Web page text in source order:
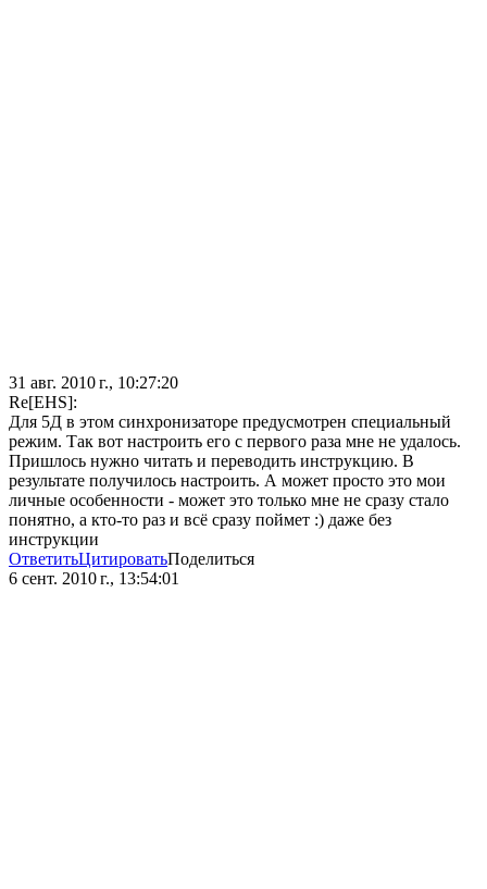
31 авг. 2010 г., 10:27:20
Re[EHS]:
Для 5Д в этом синхронизаторе предусмотрен специальный
режим. Так вот настроить его с первого раза мне не удалось.
Пришлось нужно читать и переводить инструкцию. В
результате получилось настроить. А может просто это мои
личные особенности - может это только мне не сразу стало
понятно, а кто-то раз и всё сразу поймет :) даже без
инструкции
ОтветитьЦитироватьПоделиться
6 сент. 2010 г., 13:54:01